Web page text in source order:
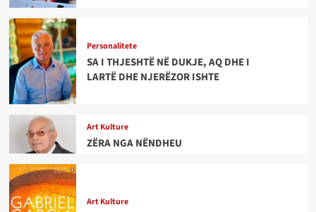
Personalitete
SA I THJESHTË NË DUKJE, AQ DHE I
LARTË DHE NJERËZOR ISHTE
Art Kulture
ZËRA NGA NËNDHEU
Art Kulture